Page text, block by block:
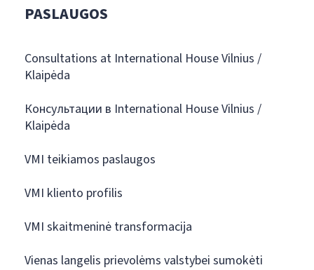
PASLAUGOS
Consultations at International House Vilnius /
Klaipėda
Консультации в International House Vilnius /
Klaipėda
VMI teikiamos paslaugos
VMI kliento profilis
VMI skaitmeninė transformacija
Vienas langelis prievolėms valstybei sumokėti